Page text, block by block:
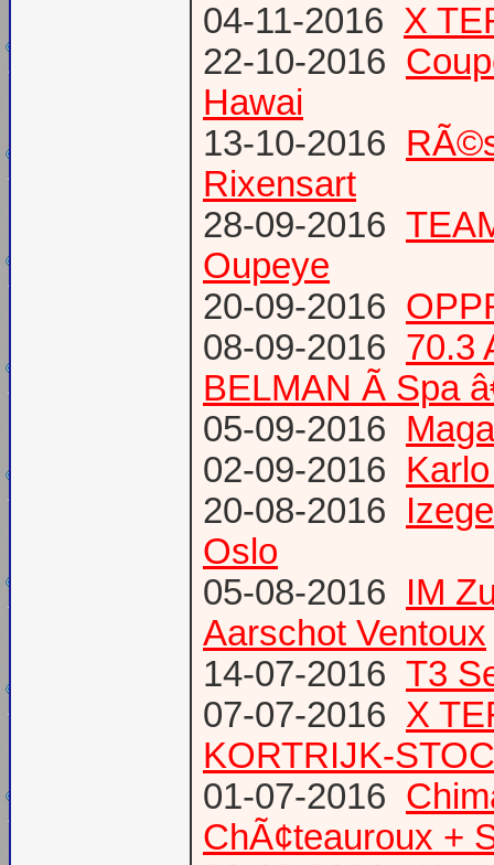
04-11-2016 X
22-10-2016
Hawai
13-10-2016
Rixensart
28-09-2016
Oupeye
20-09-2016
08-09-2016 70.3
BELMAN Ã Spa
05-09-2016
02-09-2016
20-08-2016
Oslo
05-08-2016 IM
Aarschot Ventoux
14-07-2016 T3
07-07-2016 X
KORTRIJK-
01-07-2016
ChÃ¢teauroux +